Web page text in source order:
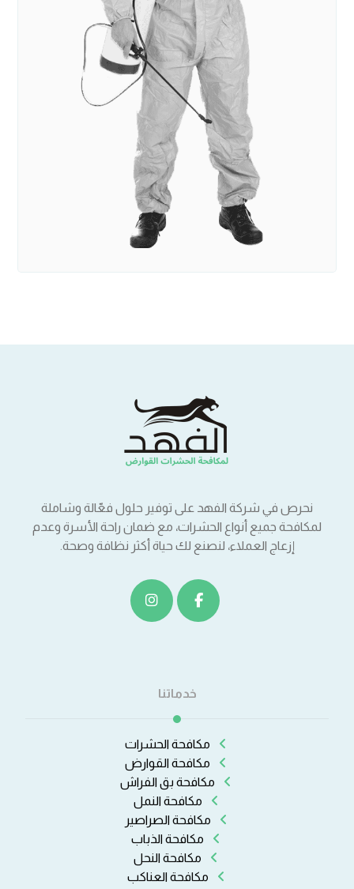
نحرص في شركة الفهد على توفير حلول فعّالة وشاملة
لمكافحة جميع أنواع الحشرات، مع ضمان راحة الأسرة وعدم
إزعاج العملاء، لنصنع لك حياة أكثر نظافة وصحة.
خدماتنا
مكافحة الحشرات
مكافحة القوارض
مكافحة بق الفراش
مكافحة النمل
مكافحة الصراصير
مكافحة الذباب
مكافحة النحل
مكافحة العناكب